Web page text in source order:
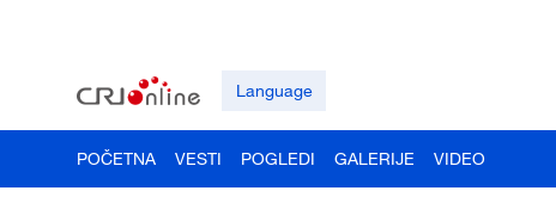
Language
POČETNA VESTI POGLEDI GALERIJE VIDEO